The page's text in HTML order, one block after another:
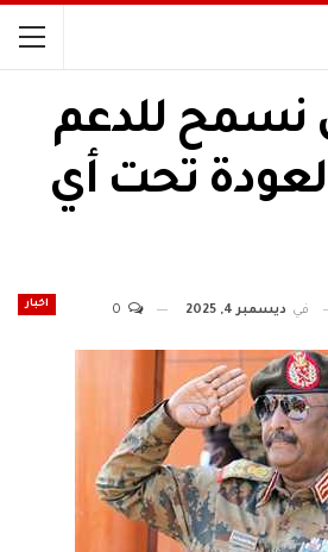
نسمح للدعم
تحت أي
اخبار في ديسمبر 4, 2025